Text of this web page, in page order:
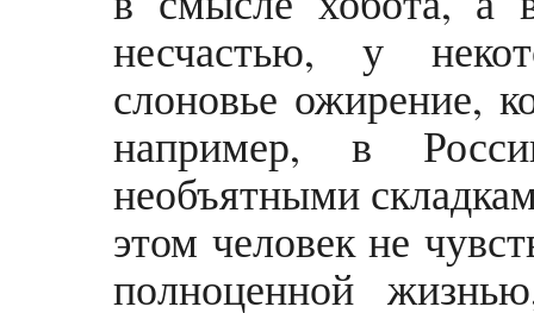
несчастью, у
слоновье ожирение,
например, в
необъятными
этом человек не
полноценной